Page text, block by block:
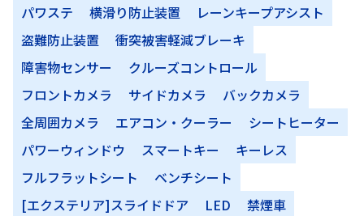
パワステ
横滑り防止装置
レーンキープアシスト
盗難防止装置
衝突被害軽減ブレーキ
障害物センサー
クルーズコントロール
フロントカメラ
サイドカメラ
バックカメラ
全周囲カメラ
エアコン・クーラー
シートヒーター
パワーウィンドウ
スマートキー
キーレス
フルフラットシート
ベンチシート
[エクステリア]スライドドア
LED
禁煙車